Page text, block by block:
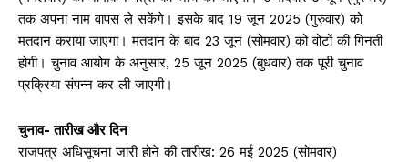
तक अपना नाम वापस ले सकेंगे। इसके बाद 19 जून 2025 (गुरुवार) को
मतदान कराया जाएगा। मतदान के बाद 23 जून (सोमवार) को वोटों की गिनती
होगी। चुनाव आयोग के अनुसार, 25 जून 2025 (बुधवार) तक पूरी चुनाव
प्रक्रिया संपन्न कर ली जाएगी।
चुनाव- तारीख और दिन
राजपत्र अधिसूचना जारी होने की तारीख: 26 मई 2025 (सोमवार)